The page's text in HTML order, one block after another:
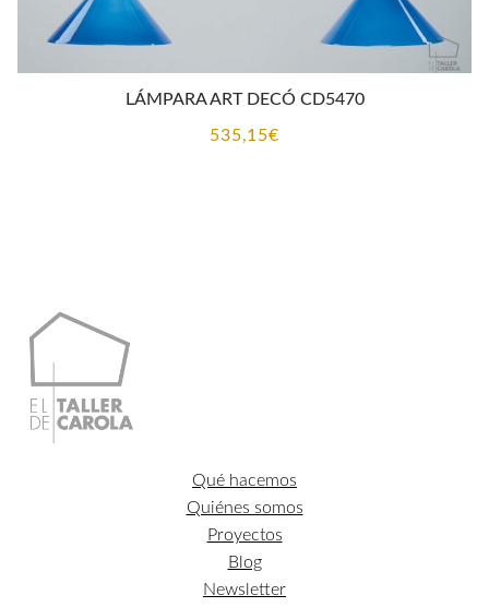
LÁMPARA ART DECÓ CD5470
535,15€
Qué hacemos
Quiénes somos
Proyectos
Blog
Newsletter